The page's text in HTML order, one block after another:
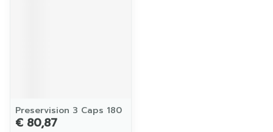
Preservision 3 Caps 180
€ 80,87